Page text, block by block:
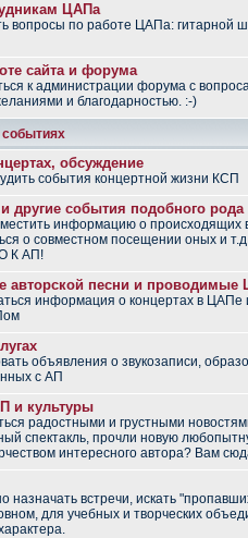
ЦАПа
вопросы по работе ЦАПа: гитарной
сайта и форума
к администрации форума с
и благодарностью. :-)
обсуждение
события концертной жизни КСП
другие события подобного рода
информацию о
о совместном посещении оных и
К АП!
авторской песни и
информация о концертах в ЦАПе
объявления о звукозаписи,
с АП
и культуры
радостными и грустными
спектакль, прочли новую
интересного автора? Вам
назначать встречи, искать
для учебных и творческих